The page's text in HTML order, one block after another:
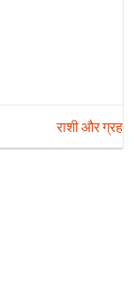
राशी और ग्रह